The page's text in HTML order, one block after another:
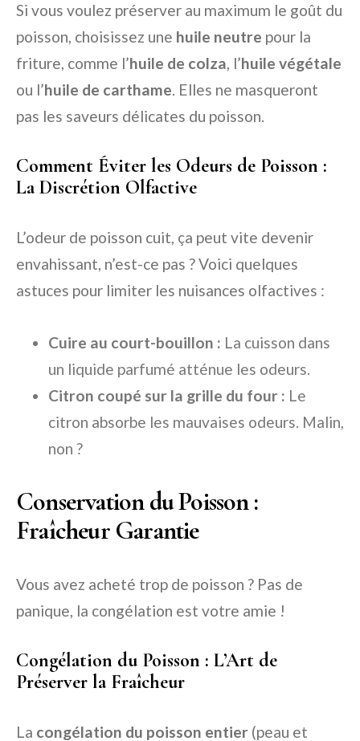
Si vous voulez préserver au maximum le goût du
poisson, choisissez une huile neutre pour la
friture, comme l’huile de colza, l’huile végétale
ou l’huile de carthame. Elles ne masqueront
pas les saveurs délicates du poisson.
Comment Éviter les Odeurs de Poisson :
La Discrétion Olfactive
L’odeur de poisson cuit, ça peut vite devenir
envahissant, n’est-ce pas ? Voici quelques
astuces pour limiter les nuisances olfactives :
Cuire au court-bouillon : La cuisson dans
un liquide parfumé atténue les odeurs.
Citron coupé sur la grille du four : Le
citron absorbe les mauvaises odeurs. Malin,
non ?
Conservation du Poisson :
Fraîcheur Garantie
Vous avez acheté trop de poisson ? Pas de
panique, la congélation est votre amie !
Congélation du Poisson : L’Art de
Préserver la Fraîcheur
La congélation du poisson entier (peau et